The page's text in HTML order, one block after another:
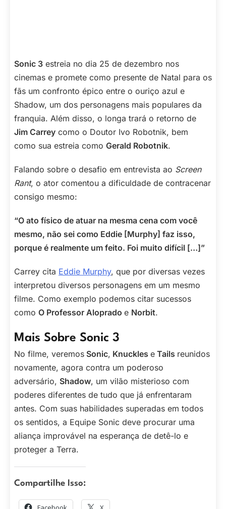
Sonic 3 estreia no dia 25 de dezembro nos
cinemas e promete como presente de Natal para os
fãs um confronto épico entre o ouriço azul e
Shadow, um dos personagens mais populares da
franquia. Além disso, o longa trará o retorno de
Jim Carrey como o Doutor Ivo Robotnik, bem
como sua estreia como Gerald Robotnik.
Falando sobre o desafio em entrevista ao Screen
Rant, o ator comentou a dificuldade de contracenar
consigo mesmo:
“O ato físico de atuar na mesma cena com você
mesmo, não sei como Eddie [Murphy] faz isso,
porque é realmente um feito. Foi muito difícil […]”
Carrey cita Eddie Murphy, que por diversas vezes
interpretou diversos personagens em um mesmo
filme. Como exemplo podemos citar sucessos
como O Professor Aloprado e Norbit.
Mais Sobre Sonic 3
No filme, veremos Sonic, Knuckles e Tails reunidos
novamente, agora contra um poderoso
adversário, Shadow, um vilão misterioso com
poderes diferentes de tudo que já enfrentaram
antes. Com suas habilidades superadas em todos
os sentidos, a Equipe Sonic deve procurar uma
aliança improvável na esperança de detê-lo e
proteger a Terra.
Compartilhe Isso: